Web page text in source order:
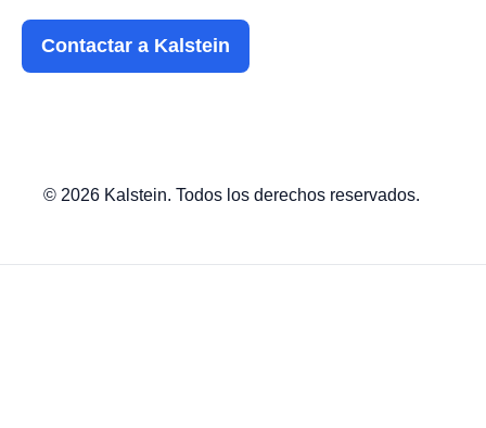
Contactar a Kalstein
© 2026 Kalstein. Todos los derechos reservados.